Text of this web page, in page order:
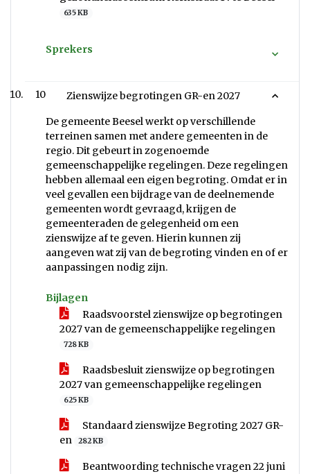
635 KB
Sprekers
10 Zienswijze begrotingen GR-en 2027
De gemeente Beesel werkt op verschillende
terreinen samen met andere gemeenten in de
regio. Dit gebeurt in zogenoemde
gemeenschappelijke regelingen. Deze regelingen
hebben allemaal een eigen begroting. Omdat er in
veel gevallen een bijdrage van de deelnemende
gemeenten wordt gevraagd, krijgen de
gemeenteraden de gelegenheid om een
zienswijze af te geven. Hierin kunnen zij
aangeven wat zij van de begroting vinden en of er
aanpassingen nodig zijn.
Bijlagen
Raadsvoorstel zienswijze op begrotingen
2027 van de gemeenschappelijke regelingen
728 KB
Raadsbesluit zienswijze op begrotingen
2027 van gemeenschappelijke regelingen
625 KB
Standaard zienswijze Begroting 2027 GR-
en
282 KB
Beantwoording technische vragen 22 juni